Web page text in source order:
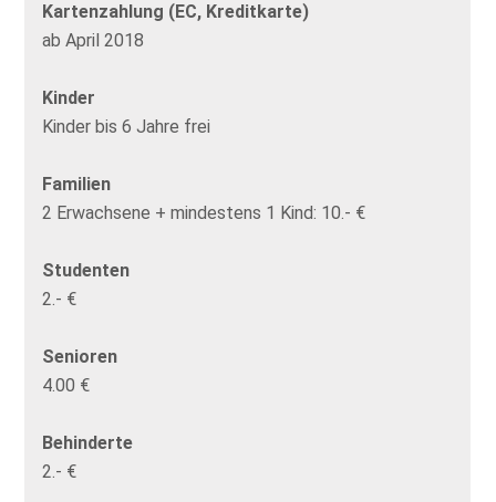
Kartenzahlung (EC, Kreditkarte)
ab April 2018
Kinder
Kinder bis 6 Jahre frei
Familien
2 Erwachsene + mindestens 1 Kind: 10.- €
Studenten
2.- €
Senioren
4.00 €
Behinderte
2.- €